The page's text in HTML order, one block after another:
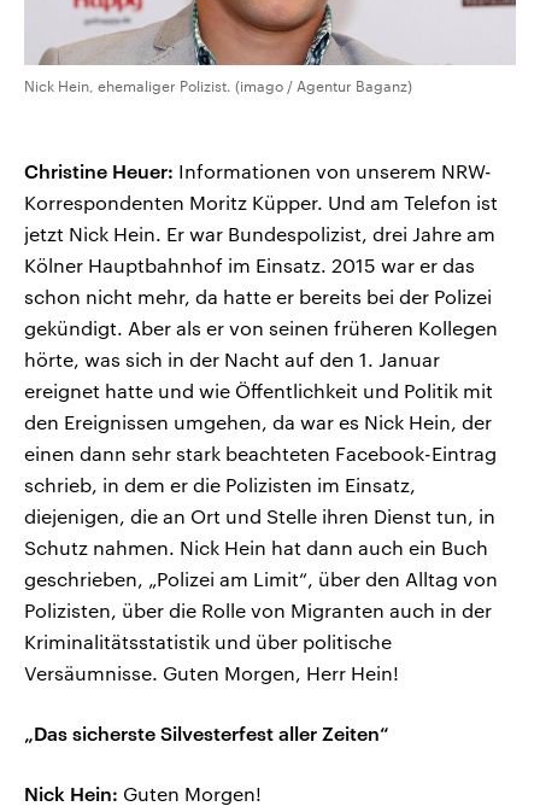
Nick Hein, ehemaliger Polizist. (imago / Agentur Baganz)
Christine Heuer: Informationen von unserem NRW-
Korrespondenten Moritz Küpper. Und am Telefon ist
jetzt Nick Hein. Er war Bundespolizist, drei Jahre am
Kölner Hauptbahnhof im Einsatz. 2015 war er das
schon nicht mehr, da hatte er bereits bei der Polizei
gekündigt. Aber als er von seinen früheren Kollegen
hörte, was sich in der Nacht auf den 1. Januar
ereignet hatte und wie Öffentlichkeit und Politik mit
den Ereignissen umgehen, da war es Nick Hein, der
einen dann sehr stark beachteten Facebook-Eintrag
schrieb, in dem er die Polizisten im Einsatz,
diejenigen, die an Ort und Stelle ihren Dienst tun, in
Schutz nahmen. Nick Hein hat dann auch ein Buch
geschrieben, „Polizei am Limit“, über den Alltag von
Polizisten, über die Rolle von Migranten auch in der
Kriminalitätsstatistik und über politische
Versäumnisse. Guten Morgen, Herr Hein!
„Das sicherste Silvesterfest aller Zeiten“
Nick Hein: Guten Morgen!